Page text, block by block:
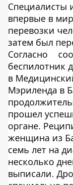
Специалисты
впервые в
перевозки
затем был
Согласно
беспилотник
в
Мэриленда в
прошел
органе.
женщина из
семь лет на
несколько
выписали.